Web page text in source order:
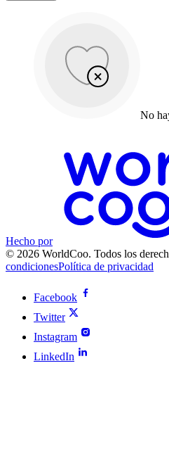
No
Hecho por
© 2026 WorldCoo. Todos los
condicionesPolítica de privacidad
Facebook
Twitter
Instagram
LinkedIn